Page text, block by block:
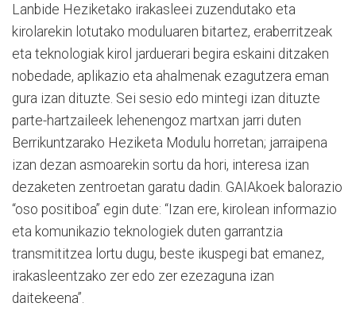
Lanbide Heziketako irakasleei zuzendutako eta
kirolarekin lotutako moduluaren bitartez, eraberritzeak
eta teknologiak kirol jarduerari begira eskaini ditzaken
nobedade, aplikazio eta ahalmenak ezagutzera eman
gura izan dituzte. Sei sesio edo mintegi izan dituzte
parte-hartzaileek lehenengoz martxan jarri duten
Berrikuntzarako Heziketa Modulu horretan; jarraipena
izan dezan asmoarekin sortu da hori, interesa izan
dezaketen zentroetan garatu dadin. GAIAkoek balorazio
“oso positiboa” egin dute: “Izan ere, kirolean informazio
eta komunikazio teknologiek duten garrantzia
transmititzea lortu dugu, beste ikuspegi bat emanez,
irakasleentzako zer edo zer ezezaguna izan
daitekeena”.